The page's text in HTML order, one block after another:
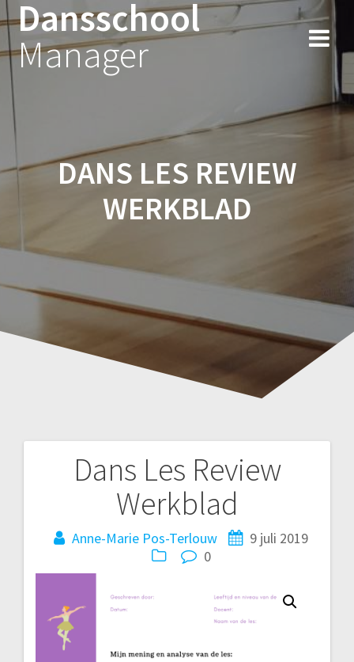
Spring
naar
Dansschool
Manager
DANS LES REVIEW
WERKBLAD
Dans Les Review
Werkblad
Anne-Marie Pos-Terlouw
9 juli 2019
0
Bericht
navigatie